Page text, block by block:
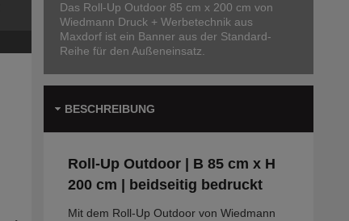
Das Roll-Up Outdoor 85 cm x 200 cm von
Wiedmann Druck + Werbetechnik aus
Maxdorf ist ein Banner aus der Standard-
Reihe für den Außeneinsatz.
BESCHREIBUNG
Roll-Up Outdoor | B 85 cm x H
200 cm | beidseitig bedruckt
Mit dem Roll-Up Outdoor von Wiedmann